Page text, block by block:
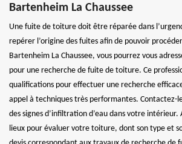
Bartenheim La Chaussee
Une fuite de toiture doit être réparée dans
repérer l’origine des fuites afin de pouvoir
Bartenheim La Chaussee, vous pourrez vous
pour une recherche de fuite de toiture. Ce
qualifications pour effectuer une recherche
appel à techniques très performantes. Contactez-
des signes d’infiltration d’eau dans votre intérieur.
lieux pour évaluer votre toiture, dont son type et